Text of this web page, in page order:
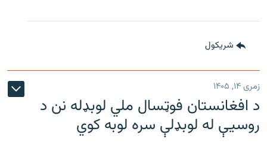
شريکول
زمری ۱۴, ۱۴۰۵
د افغانستان فوټسال ملي لوبډله نن د
روسیې له لوبډلې سره لوبه کوي